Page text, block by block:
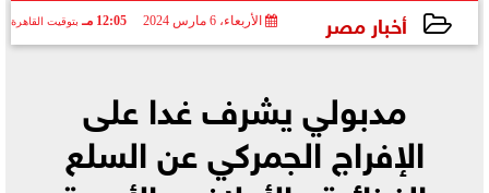
أخبار مصر الأربعاء، 6 مارس 2024 12:05 مـ بتوقيت القاهرة
مدبولي يشرف غدا على
الإفراج الجمركي عن السلع